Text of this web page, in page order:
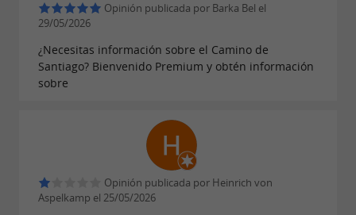
Opinión publicada por Barka Bel el
29/05/2026
¿Necesitas información sobre el Camino de
Santiago? Bienvenido Premium y obtén información
sobre
Opinión publicada por Heinrich von
Aspelkamp el 25/05/2026